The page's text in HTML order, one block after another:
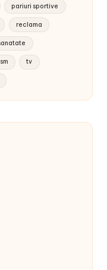
pariuri sportive
reclama
tv